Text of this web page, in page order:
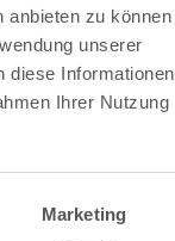
anbieten zu können
unserer
diese Informationen
Ihrer Nutzung
Marketing